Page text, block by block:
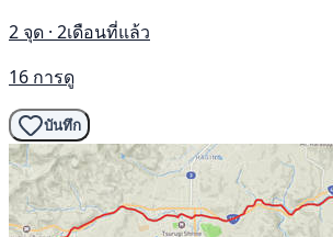
2 จุด · 2เดือนที่แล้ว
16 การดู
บันทึก